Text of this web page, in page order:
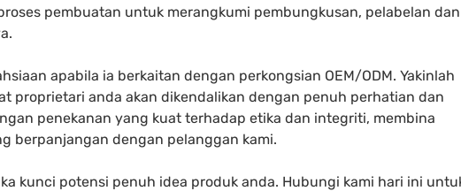
pembuatan untuk merangkumi pembungkusan, pelabelan dan
apabila ia berkaitan dengan perkongsian OEM/ODM. Yakinlah
proprietari anda akan dikendalikan dengan penuh perhatian dan
penekanan yang kuat terhadap etika dan integriti, membina
berpanjangan dengan pelanggan kami.
kunci potensi penuh idea produk anda. Hubungi kami hari ini